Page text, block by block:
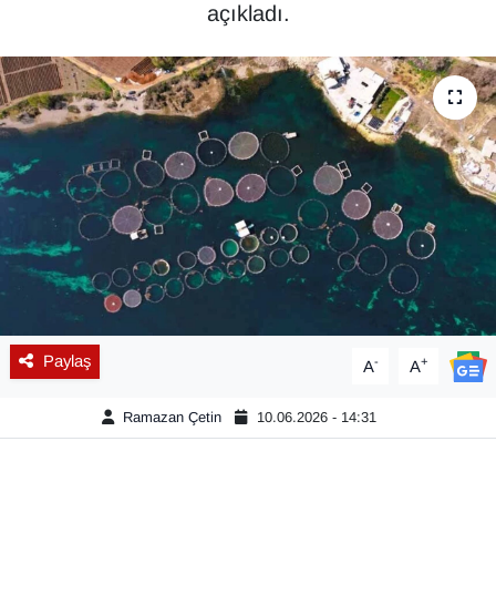
açıkladı.
Paylaş A- A+
Ramazan Çetin 10.06.2026 - 14:31
Dernekler, Odalar
Diğer
DÜNYA
EĞİTİM
EKONOMİ
Eleman
Emlak
En çok konuşulanlar